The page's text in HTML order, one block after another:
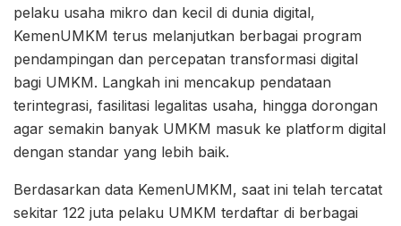
pelaku usaha mikro dan kecil di dunia digital,
KemenUMKM terus melanjutkan berbagai program
pendampingan dan percepatan transformasi digital
bagi UMKM. Langkah ini mencakup pendataan
terintegrasi, fasilitasi legalitas usaha, hingga dorongan
agar semakin banyak UMKM masuk ke platform digital
dengan standar yang lebih baik.
Berdasarkan data KemenUMKM, saat ini telah tercatat
sekitar 122 juta pelaku UMKM terdaftar di berbagai